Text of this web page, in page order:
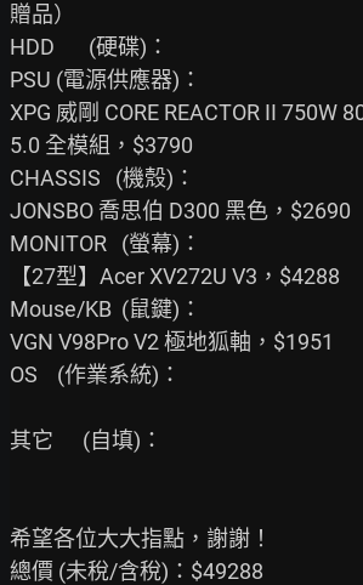
贈品）
HDD       (硬碟)：
PSU (電源供應器)：
XPG 威剛 CORE REACTOR II 750W
5.0 全模組，$3790
CHASSIS   (機殼)：
JONSBO 喬思伯 D300 黑色，$2690
MONITOR   (螢幕)：
【27型】Acer XV272U V3，$4288
Mouse/KB  (鼠鍵)：
VGN V98Pro V2 極地狐軸，$1951
OS    (作業系統)：
其它      (自填)：
希望各位大大指點，謝謝！
總價 (未稅/含稅)：$49288